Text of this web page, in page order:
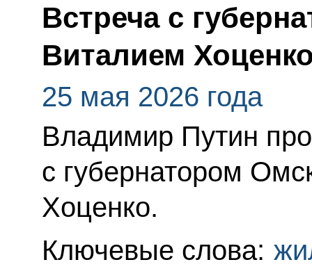
Встреча с
Виталием
25 мая 2026 года
Владимир Путин
с губернатором
Хоценко.
Ключевые слова: